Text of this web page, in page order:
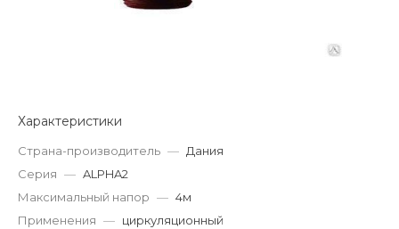
Характеристики
Страна-производитель — Дания
Серия — ALPHA2
Максимальный напор — 4м
Применения — циркуляционный